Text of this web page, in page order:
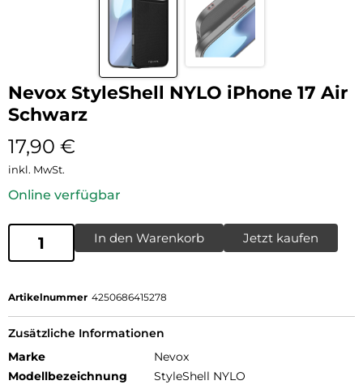
Nevox StyleShell NYLO iPhone 17 Air
Schwarz
17,90 €
inkl. MwSt.
Online verfügbar
In den Warenkorb Jetzt kaufen
Artikelnummer 4250686415278
Zusätzliche Informationen
Marke
Nevox
Modellbezeichnung
StyleShell NYLO